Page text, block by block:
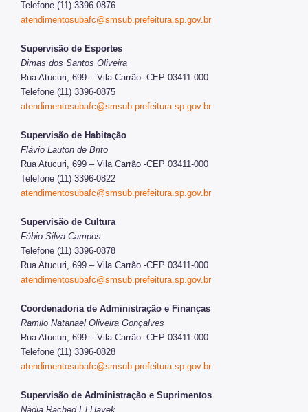
Telefone (11) 3396-0876
atendimentosubafc@smsub.prefeitura.sp.gov.br
Supervisão de Esportes
Dimas dos Santos Oliveira
Rua Atucuri, 699 – Vila Carrão -CEP 03411-000
Telefone (11) 3396-0875
atendimentosubafc@smsub.prefeitura.sp.gov.br
Supervisão de Habitação
Flávio Lauton de Brito
Rua Atucuri, 699 – Vila Carrão -CEP 03411-000
Telefone (11) 3396-0822
atendimentosubafc@smsub.prefeitura.sp.gov.br
Supervisão de Cultura
Fábio Silva Campos
Telefone (11) 3396-0878
Rua Atucuri, 699 – Vila Carrão -CEP 03411-000
atendimentosubafc@smsub.prefeitura.sp.gov.br
Coordenadoria de Administração e Finanças
Ramilo Natanael Oliveira Gonçalves
Rua Atucuri, 699 – Vila Carrão -CEP 03411-000
Telefone (11) 3396-0828
atendimentosubafc@smsub.prefeitura.sp.gov.br
Supervisão de Administração e Suprimentos
Nádia Rached El Hayek